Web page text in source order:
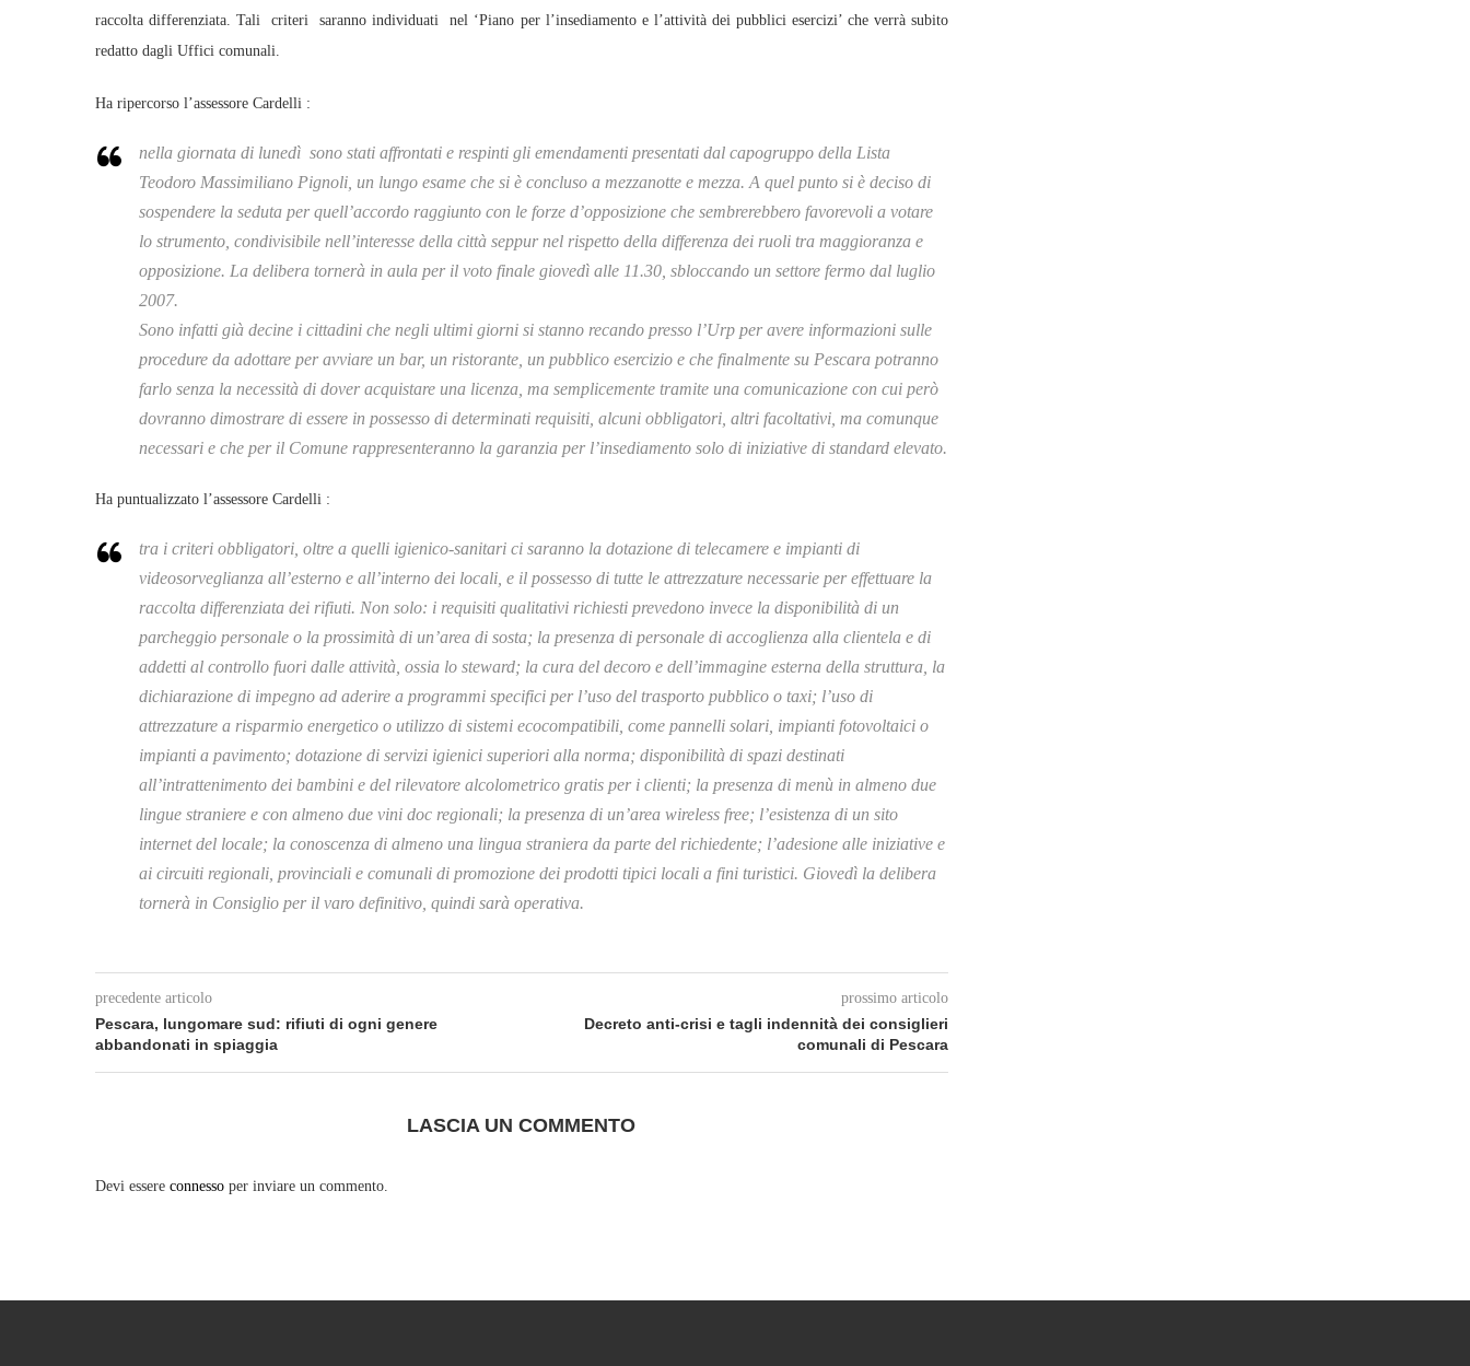
raccolta differenziata. Tali criteri saranno individuati nel ‘Piano per l’insediamento e l’attività dei pubblici esercizi’ che verrà subito
redatto dagli Uffici comunali.
Ha ripercorso l’assessore Cardelli :
nella giornata di lunedì sono stati affrontati e respinti gli emendamenti presentati dal capogruppo della Lista
Teodoro Massimiliano Pignoli, un lungo esame che si è concluso a mezzanotte e mezza. A quel punto si è deciso di
sospendere la seduta per quell’accordo raggiunto con le forze d’opposizione che sembrerebbero favorevoli a votare
lo strumento, condivisibile nell’interesse della città seppur nel rispetto della differenza dei ruoli tra maggioranza e
opposizione. La delibera tornerà in aula per il voto finale giovedì alle 11.30, sbloccando un settore fermo dal luglio
2007.
Sono infatti già decine i cittadini che negli ultimi giorni si stanno recando presso l’Urp per avere informazioni sulle
procedure da adottare per avviare un bar, un ristorante, un pubblico esercizio e che finalmente su Pescara potranno
farlo senza la necessità di dover acquistare una licenza, ma semplicemente tramite una comunicazione con cui però
dovranno dimostrare di essere in possesso di determinati requisiti, alcuni obbligatori, altri facoltativi, ma comunque
necessari e che per il Comune rappresenteranno la garanzia per l’insediamento solo di iniziative di standard elevato.
Ha puntualizzato l’assessore Cardelli :
tra i criteri obbligatori, oltre a quelli igienico-sanitari ci saranno la dotazione di telecamere e impianti di
videosorveglianza all’esterno e all’interno dei locali, e il possesso di tutte le attrezzature necessarie per effettuare la
raccolta differenziata dei rifiuti. Non solo: i requisiti qualitativi richiesti prevedono invece la disponibilità di un
parcheggio personale o la prossimità di un’area di sosta; la presenza di personale di accoglienza alla clientela e di
addetti al controllo fuori dalle attività, ossia lo steward; la cura del decoro e dell’immagine esterna della struttura, la
dichiarazione di impegno ad aderire a programmi specifici per l’uso del trasporto pubblico o taxi; l’uso di
attrezzature a risparmio energetico o utilizzo di sistemi ecocompatibili, come pannelli solari, impianti fotovoltaici o
impianti a pavimento; dotazione di servizi igienici superiori alla norma; disponibilità di spazi destinati
all’intrattenimento dei bambini e del rilevatore alcolometrico gratis per i clienti; la presenza di menù in almeno due
lingue straniere e con almeno due vini doc regionali; la presenza di un’area wireless free; l’esistenza di un sito
internet del locale; la conoscenza di almeno una lingua straniera da parte del richiedente; l’adesione alle iniziative e
ai circuiti regionali, provinciali e comunali di promozione dei prodotti tipici locali a fini turistici. Giovedì la delibera
tornerà in Consiglio per il varo definitivo, quindi sarà operativa.
precedente articolo
Pescara, lungomare sud: rifiuti di ogni genere
abbandonati in spiaggia
prossimo articolo
Decreto anti-crisi e tagli indennità dei consiglieri
comunali di Pescara
LASCIA UN COMMENTO
Devi essere connesso per inviare un commento.